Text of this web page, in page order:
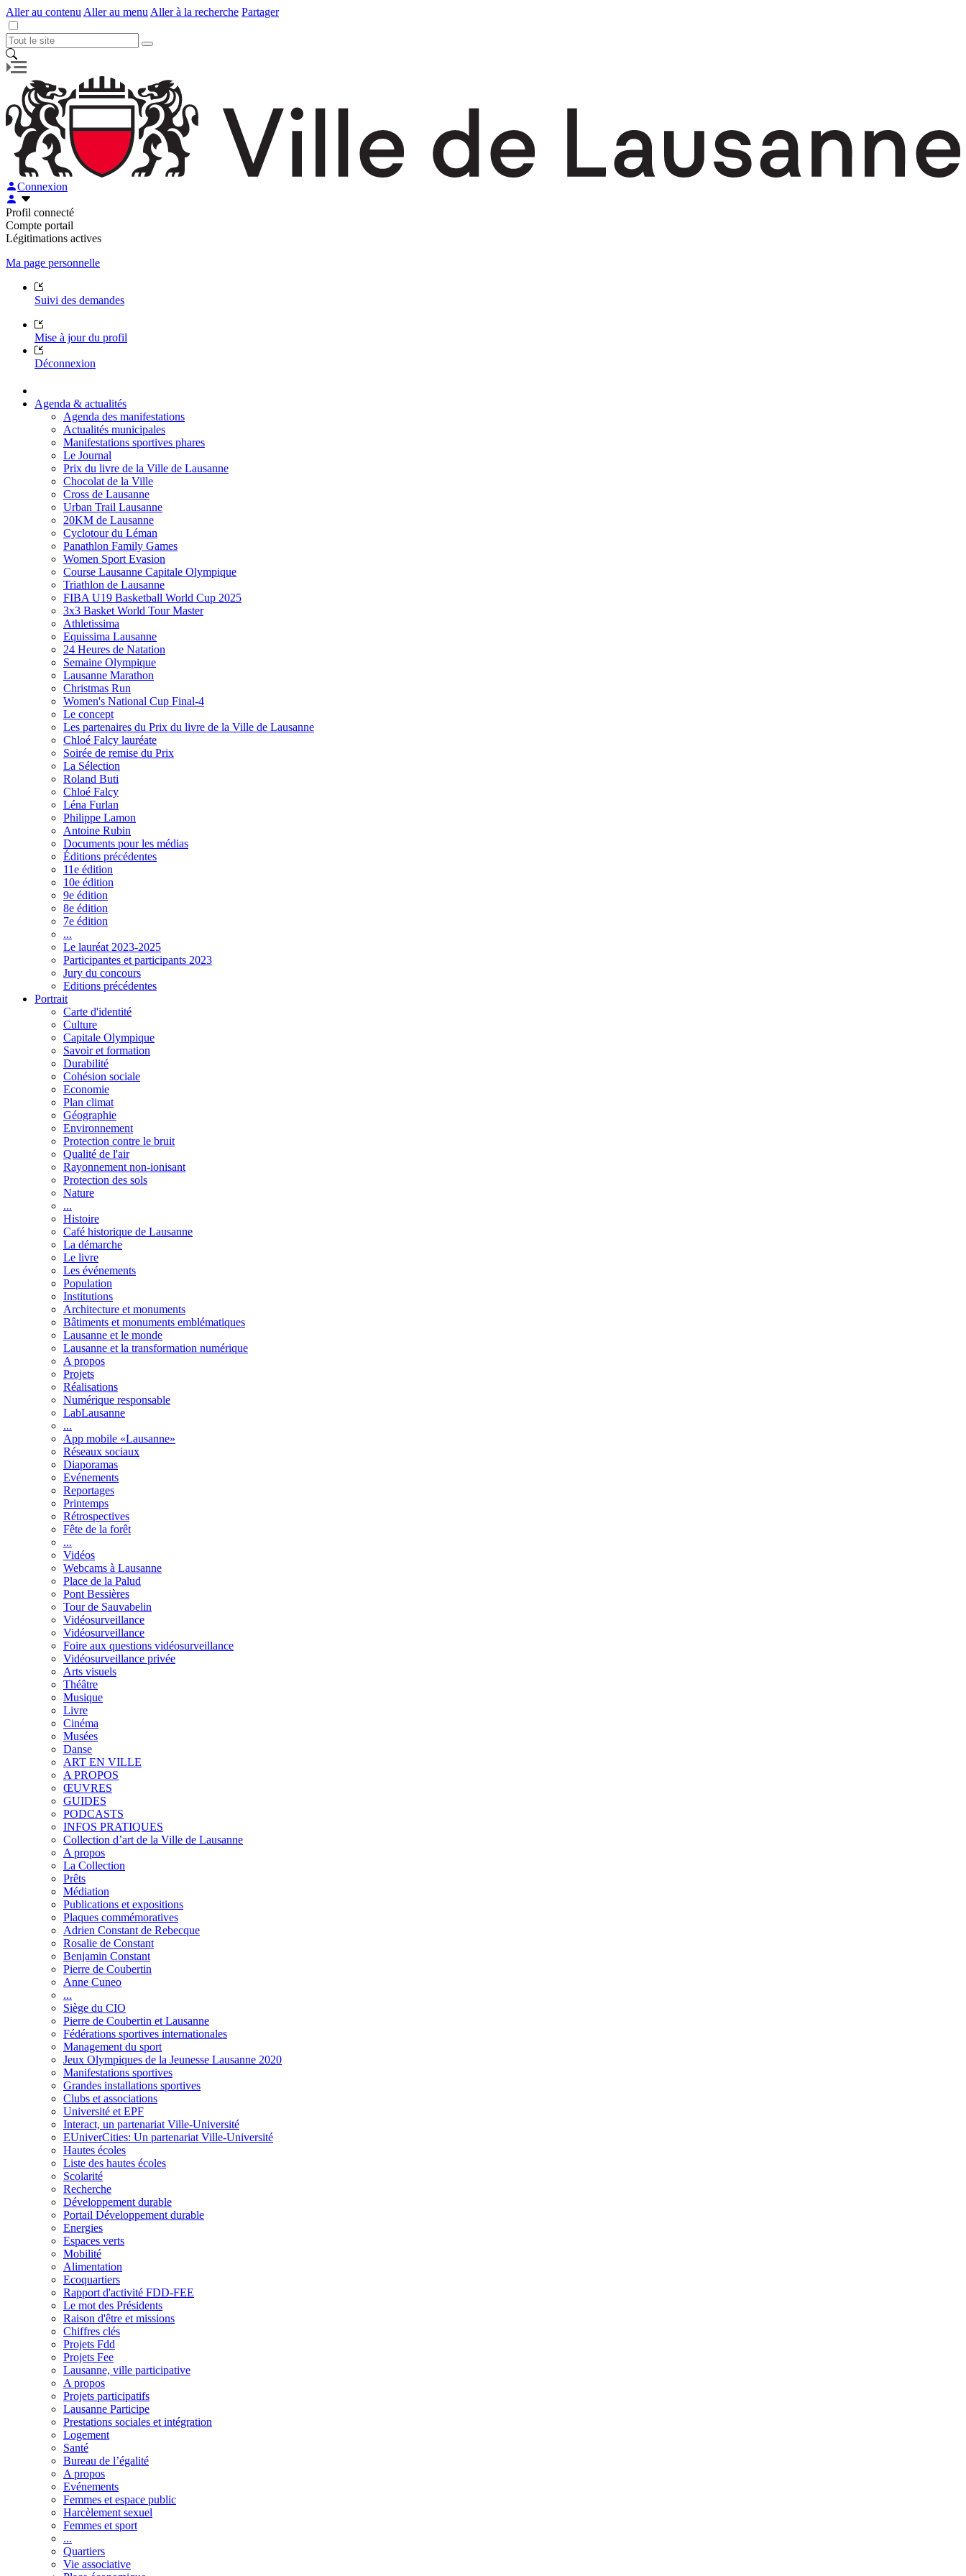
Aller au contenu Aller au menu Aller à la recherche Partager
Connexion
Profil connecté
Compte portail
Légitimations actives
Ma page personnelle
Suivi des demandes
Mise à jour du profil
Déconnexion
Agenda & actualités
Agenda des manifestations
Actualités municipales
Manifestations sportives phares
Le Journal
Prix du livre de la Ville de Lausanne
Chocolat de la Ville
Cross de Lausanne
Urban Trail Lausanne
20KM de Lausanne
Cyclotour du Léman
Panathlon Family Games
Women Sport Evasion
Course Lausanne Capitale Olympique
Triathlon de Lausanne
FIBA U19 Basketball World Cup 2025
3x3 Basket World Tour Master
Athletissima
Equissima Lausanne
24 Heures de Natation
Semaine Olympique
Lausanne Marathon
Christmas Run
Women's National Cup Final-4
Le concept
Les partenaires du Prix du livre de la Ville de Lausanne
Chloé Falcy lauréate
Soirée de remise du Prix
La Sélection
Roland Buti
Chloé Falcy
Léna Furlan
Philippe Lamon
Antoine Rubin
Documents pour les médias
Éditions précédentes
11e édition
10e édition
9e édition
8e édition
7e édition
...
Le lauréat 2023-2025
Participantes et participants 2023
Jury du concours
Editions précédentes
Portrait
Carte d'identité
Culture
Capitale Olympique
Savoir et formation
Durabilité
Cohésion sociale
Economie
Plan climat
Géographie
Environnement
Protection contre le bruit
Qualité de l'air
Rayonnement non-ionisant
Protection des sols
Nature
...
Histoire
Café historique de Lausanne
La démarche
Le livre
Les événements
Population
Institutions
Architecture et monuments
Bâtiments et monuments emblématiques
Lausanne et le monde
Lausanne et la transformation numérique
A propos
Projets
Réalisations
Numérique responsable
LabLausanne
...
App mobile «Lausanne»
Réseaux sociaux
Diaporamas
Evénements
Reportages
Printemps
Rétrospectives
Fête de la forêt
...
Vidéos
Webcams à Lausanne
Place de la Palud
Pont Bessières
Tour de Sauvabelin
Vidéosurveillance
Vidéosurveillance
Foire aux questions vidéosurveillance
Vidéosurveillance privée
Arts visuels
Théâtre
Musique
Livre
Cinéma
Musées
Danse
ART EN VILLE
A PROPOS
ŒUVRES
GUIDES
PODCASTS
INFOS PRATIQUES
Collection d’art de la Ville de Lausanne
A propos
La Collection
Prêts
Médiation
Publications et expositions
Plaques commémoratives
Adrien Constant de Rebecque
Rosalie de Constant
Benjamin Constant
Pierre de Coubertin
Anne Cuneo
...
Siège du CIO
Pierre de Coubertin et Lausanne
Fédérations sportives internationales
Management du sport
Jeux Olympiques de la Jeunesse Lausanne 2020
Manifestations sportives
Grandes installations sportives
Clubs et associations
Université et EPF
Interact, un partenariat Ville-Université
EUniverCities: Un partenariat Ville-Université
Hautes écoles
Liste des hautes écoles
Scolarité
Recherche
Développement durable
Portail Développement durable
Energies
Espaces verts
Mobilité
Alimentation
Ecoquartiers
Rapport d'activité FDD-FEE
Le mot des Présidents
Raison d'être et missions
Chiffres clés
Projets Fdd
Projets Fee
Lausanne, ville participative
A propos
Projets participatifs
Lausanne Participe
Prestations sociales et intégration
Logement
Santé
Bureau de l’égalité
A propos
Evénements
Femmes et espace public
Harcèlement sexuel
Femmes et sport
...
Quartiers
Vie associative